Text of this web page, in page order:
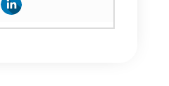
con app quali